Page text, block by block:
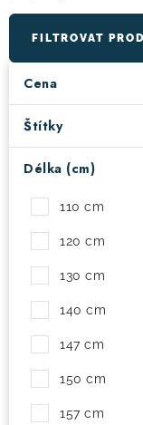
OBLEČENÍ A
DOPLŇKY
CAMPING
VÝPRODEJ
Moje objednávka
Testovací centrum
FILTROVAT
Cena
Štítky
Délka (cm)
110 cm
120 cm
130 cm
140 cm
147 cm
150 cm
157 cm